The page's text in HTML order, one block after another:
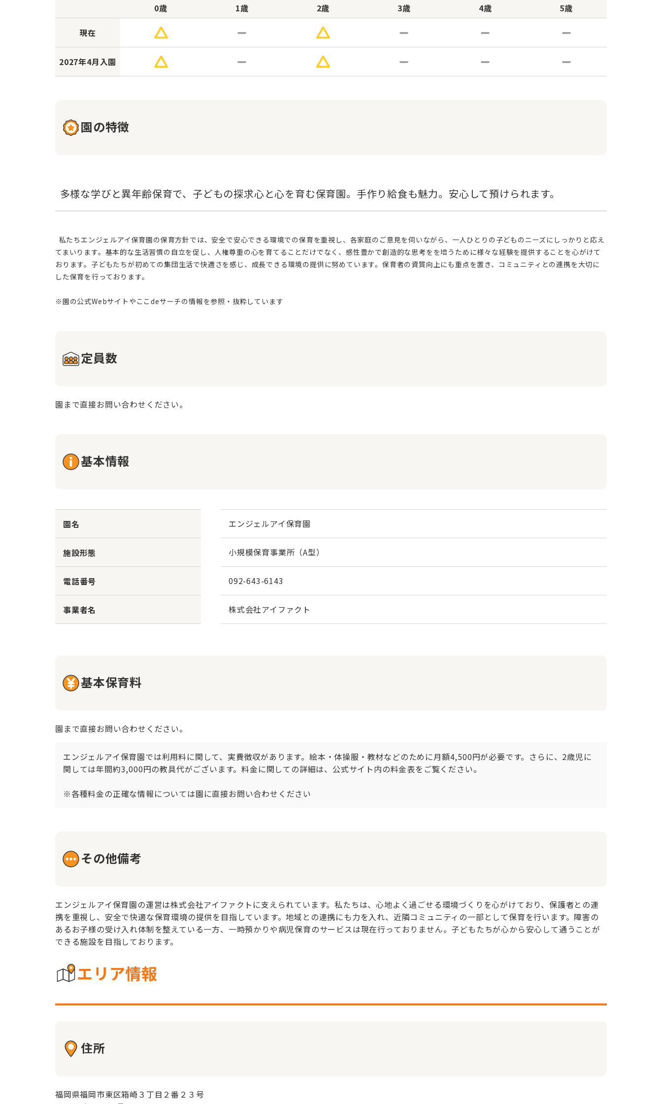
0歳 1歳 2歳 3歳 4歳 5歳
現在
2027年4月入園
園の特徴
てまいります。基本的な生活習慣の自立を促し、人権尊重の心を育てることだけでなく、感性豊かで創造的な思考をを培うために様々な経験を提供することを心がけて
おります。子どもたちが初めての集団生活で快適さを感じ、成長できる環境の提供に努めています。保育者の資質向上にも重点を置き、コミュニティとの連携を大切に
した保育を行っております。
定員数
園まで直接お問い合わせください。
基本情報
園名 エンジェルアイ保育園
施設形態 小規模保育事業所（A型）
電話番号 092-643-6143
事業者名 株式会社アイファクト
基本保育料
園まで直接お問い合わせください。
エンジェルアイ保育園では利用料に関して、実費徴収があります。絵本・体操服・教材などのために月額4,500円が必要です。さらに、2歳児に
関しては年間約3,000円の教具代がございます。料金に関しての詳細は、公式サイト内の料金表をご覧ください。
※各種料金の正確な情報については園に直接お問い合わせください
その他備考
エンジェルアイ保育園の運営は株式会社アイファクトに支えられています。私たちは、心地よく過ごせる環境づくりを心がけており、保護者との連
携を重視し、安全で快適な保育環境の提供を目指しています。地域との連携にも力を入れ、近隣コミュニティの一部として保育を行います。障害の
あるお子様の受け入れ体制を整えている一方、一時預かりや病児保育のサービスは現在行っておりません。子どもたちが心から安心して通うことが
できる施設を目指しております。
エリア情報
住所
福岡県福岡市東区箱崎３丁目２番２３号